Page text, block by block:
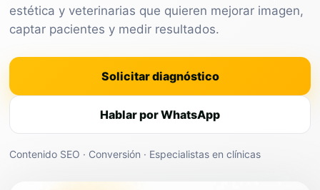
estética y veterinarias que quieren mejorar imagen,
captar pacientes y medir resultados.
Solicitar diagnóstico
Hablar por WhatsApp
Contenido SEO · Conversión · Especialistas en clínicas